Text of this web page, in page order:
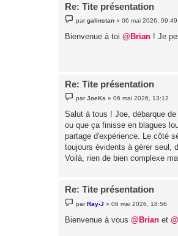
Re: Tite présentation
e
s
pargalinstan »06 mai 2026, 09:49
Bienvenue à toi @Brian ! Je
Re: Tite présentation
e
s
s
a
g
e
parJoeKs »06 mai 2026, 13:12
Salut à tous ! Joe, débarque
ou que ça finisse en blagues
partage d'expérience. Le côté
toujours évidents à gérer seul,
Voilà, rien de bien complexe
Re: Tite présentation
e
s
parRay-J »06 mai 2026, 18:56
Bienvenue à vous @Brian et